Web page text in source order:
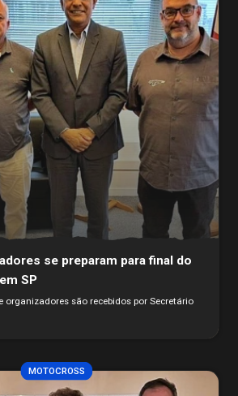
se preparam para final do
SP
organizadores são recebidos por Secretário
MOTOCROSS